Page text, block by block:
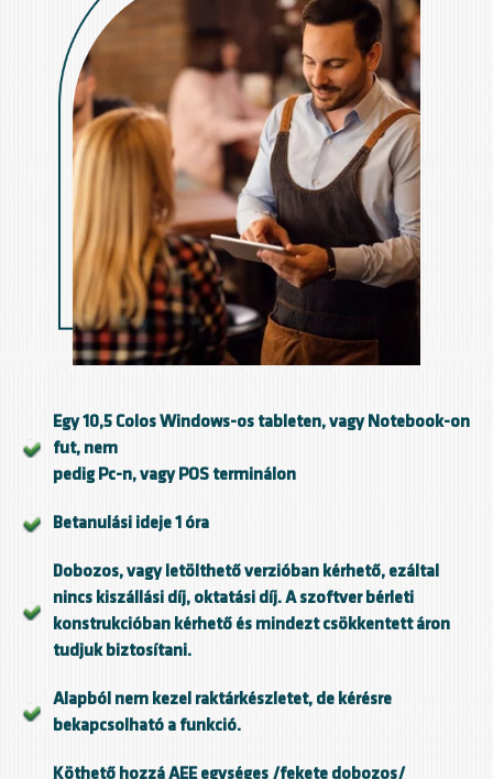
Egy 10,5 Colos Windows-os tableten, vagy Notebook-on
fut, nem
pedig Pc-n, vagy POS terminálon
Betanulási ideje 1 óra
Dobozos, vagy letölthető verzióban kérhető, ezáltal
nincs kiszállási díj, oktatási díj. A szoftver bérleti
konstrukcióban kérhető és mindezt csökkentett áron
tudjuk biztosítani.
Alapból nem kezel raktárkészletet, de kérésre
bekapcsolható a funkció.
Köthető hozzá AEE egységes /fekete dobozos/